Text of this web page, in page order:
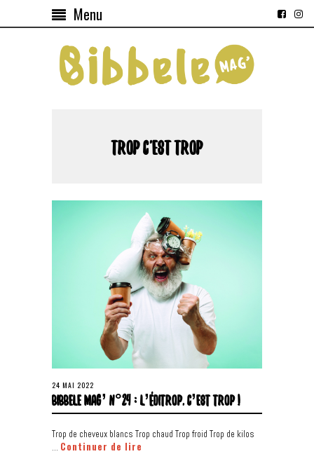
Menu
TROP C'EST TROP
24 MAI 2022
BIBBELE MAG’ N°24 : L’ÉDITROP, C’EST TROP !
Trop de cheveux blancs Trop chaud Trop froid Trop de kilos
… Continuer de lire